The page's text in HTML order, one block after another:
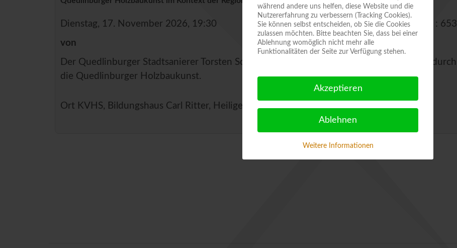
Dienstag, 17. November 2026, 19:30 Aufrufe
: 653
von
Der Quedlinburger Stadtsanierer Torsten Schmelz nimmt uns mit auf einen Spaziergang durch
die Quedlinburger Holzbaukunst.
Ort KVHS, Bildungshaus Carl Ritter, Heiligegeiststraße 8, QLB
während andere uns helfen, diese Website und die
Nutzererfahrung zu verbessern (Tracking Cookies).
Sie können selbst entscheiden, ob Sie die Cookies
zulassen möchten. Bitte beachten Sie, dass bei einer
Ablehnung womöglich nicht mehr alle
Funktionalitäten der Seite zur Verfügung stehen.
Akzeptieren
Ablehnen
Weitere Informationen